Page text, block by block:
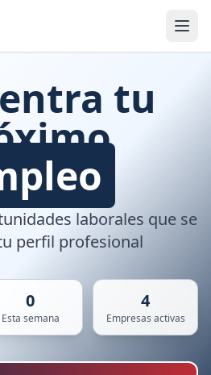
tu
laborales que se
perfil profesional
0
Esta semana
4
Empresas activas